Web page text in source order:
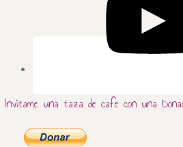
Invitame una taza de cafe con una